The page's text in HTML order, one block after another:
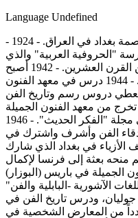
Language Undefined
- 1924 ولد الفنان جميل حمودي في العاصمة بغداد في العراق. -
"الحروفية العربية" والذي
اشتغل عليها منذ بداية الأربعينات من القرن العشرين. - 1942 أصبح
عضواً في جمعية أصدقاء الفن. - 1944 درس في معهد الفنون
يعطي دروس رسم وتاريخ الفن
في إحدى مدارس بغداد. - 1945 تخرج من معهد الفنون الجميلة
وتعين رئيس تحرير ومدير للنشر في مجلة "الفكر الحديث". - 1946
الفن وأشرف واشترك في
في بغداد الذي شارك
فنانون من دول مختلفة. - 1947 تم منحه بعثة إلى فرنسا لإكمال
الجميلة في باريس (البوزار)
الآشورية -البابلية والفن"
ودرس تاريخ الفن في
- 1950 – 1962 أقام عدداً من المعارض الشخصية في